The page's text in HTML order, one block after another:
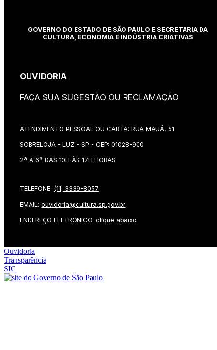
GOVERNO DO ESTADO DE SÃO PAULO E SECRETARIA DA
CULTURA, ECONOMIA E INDÚSTRIA CRIATIVAS
OUVIDORIA
FAÇA SUA SUGESTÃO OU RECLAMAÇÃO
ATENDIMENTO PESSOAL OU CARTA: RUA MAUÁ, 51
SOBRELOJA - LUZ - SP - CEP: 01028-900
2ª A 6ª DAS 10H ÀS 17H HORAS
TELEFONE: (11) 3339-8057
EMAIL:ouvidoria@cultura.sp.gov.br
ENDEREÇO ELETRÔNICO: clique abaixo
Ouvidoria
Transparência
SIC